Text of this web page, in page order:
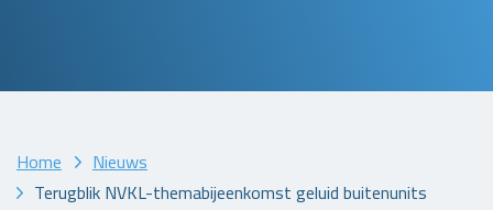
Home
Nieuws
Terugblik NVKL-themabijeenkomst geluid buitenunits